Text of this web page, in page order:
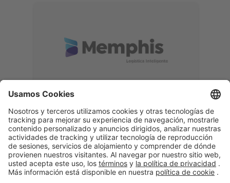
Memphis
Eduardo Ribeiro
CEO
“Con GeneXus desarrollamos una